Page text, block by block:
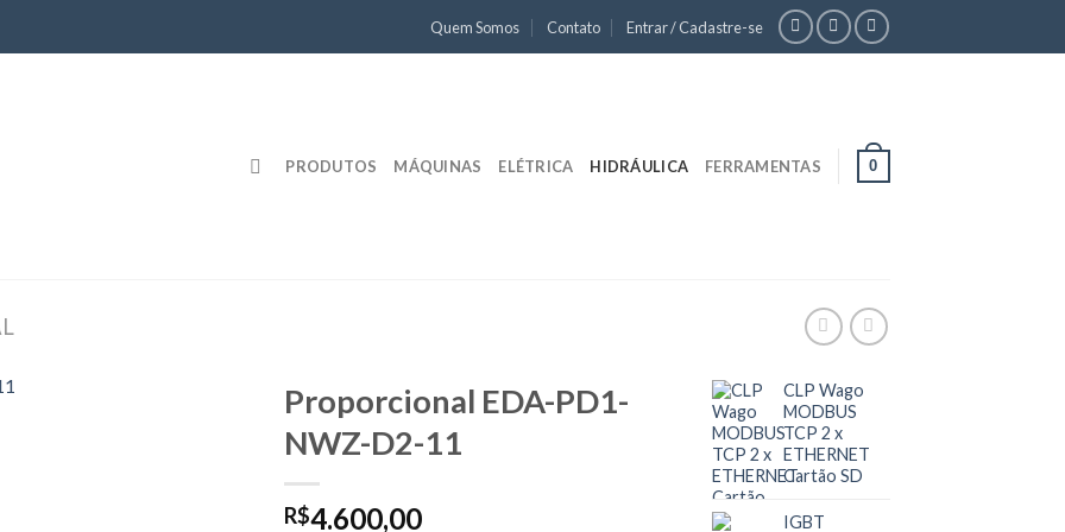
Quem Somos Contato Entrar / Cadastre-se
PRODUTOS MÁQUINAS ELÉTRICA HIDRÁULICA FERRAMENTAS 0
Proporcional EDA-PD1-
NWZ-D2-11
R$4.600,00
CLP Wago
MODBUS
TCP 2 x
ETHERNET
Cartão SD
IGBT